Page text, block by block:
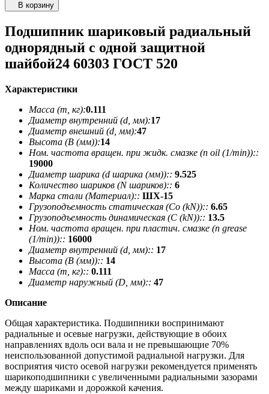
В корзину
Подшипник шариковый радиальный
однорядный с одной защитной
шайбой24 60303 ГОСТ 520
Характеристики
Масса (m, кг):0.111
Диаметр внутренний (d, мм):17
Диаметр внешний (d, мм):47
Высота (В (мм)):14
Ном. частота вращен. при жидк. смазке (n oil (1/min))::
19000
Диаметр шарика (d шарика (мм)):: 9.525
Количество шариков (N шариков):: 6
Марка стали (Материал):: ШХ-15
Грузоподъемность статическая (Co (kN)):: 6.65
Грузоподъемность динамическая (C (kN)):: 13.5
Ном. частота вращен. при пластич. смазке (n grease
(1/min)):: 16000
Диаметр внутренний (d, мм):: 17
Высота (В (мм)):: 14
Масса (m, кг):: 0.111
Диаметр наружный (D, мм):: 47
Описание
Общая характеристика. Подшипники воспринимают
радиальные и осевые нагрузки, действующие в обоих
направлениях вдоль оси вала и не превышающие 70%
неиспользованной допустимой радиальной нагрузки. Для
восприятия чисто осевой нагрузки рекомендуется применять
шарикоподшипники с увеличенными радиальными зазорами
между шариками и дорожкой качения.